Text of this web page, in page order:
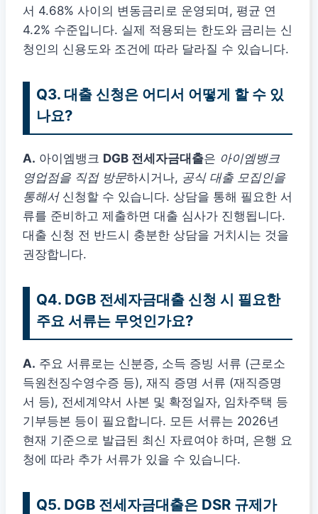
서 4.68% 사이의 변동금리로 운영되며, 평균 연
4.2% 수준입니다. 실제 적용되는 한도와 금리는 신
청인의 신용도와 조건에 따라 달라질 수 있습니다.
Q3. 대출 신청은 어디서 어떻게 할 수 있
나요?
A. 아이엠뱅크 DGB 전세자금대출은 아이엠뱅크
영업점을 직접 방문하시거나, 공식 대출 모집인을
통해서신청할 수 있습니다. 상담을 통해 필요한 서
류를 준비하고 제출하면 대출 심사가 진행됩니다.
대출 신청 전 반드시 충분한 상담을 거치시는 것을
권장합니다.
Q4. DGB 전세자금대출 신청 시 필요한
주요 서류는 무엇인가요?
A. 주요 서류로는 신분증, 소득 증빙 서류 (근로소
득원천징수영수증 등), 재직 증명 서류 (재직증명
서 등), 전세계약서 사본 및 확정일자, 임차주택 등
기부등본 등이 필요합니다. 모든 서류는 2026년
현재 기준으로 발급된 최신 자료여야 하며, 은행 요
청에 따라 추가 서류가 있을 수 있습니다.
Q5. DGB 전세자금대출은 DSR 규제가